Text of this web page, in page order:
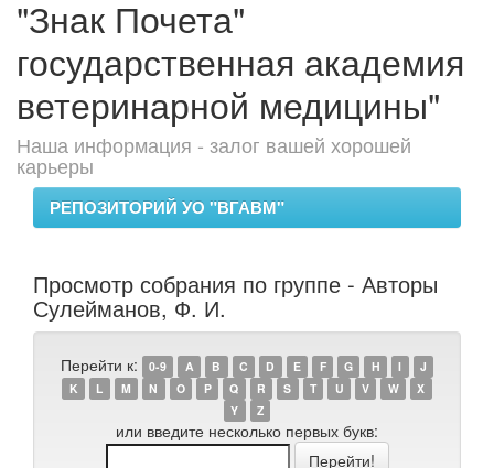
"Знак Почета"
государственная академия
ветеринарной медицины"
Наша информация - залог вашей хорошей
карьеры
РЕПОЗИТОРИЙ УО "ВГАВМ"
Просмотр собрания по группе - Авторы
Сулейманов, Ф. И.
Перейти к: 0-9 A B C D E F G H I
J
K
L M N O P Q R S T U V W
X
Y
Z
или введите несколько первых букв: